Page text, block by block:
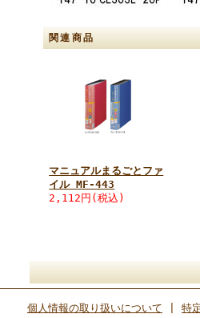
関連商品
マニュアルまるごとファ
イル MF-443
2,112円(税込)
個人情報の取り扱いについて
特